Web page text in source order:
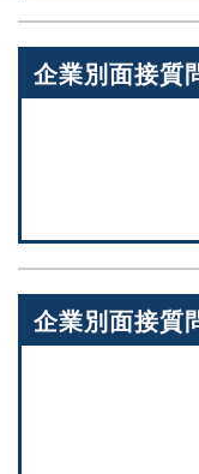
企業別面接質
企業別面接質